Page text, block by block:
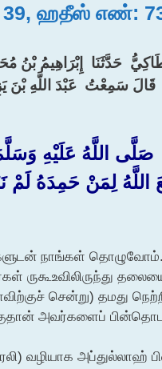
39, ஹதீஸ் எண்:
‏حَدَّثَنَا ‏ ‏إِبْرَاهِيمُ بْنُ
سَمِعْتُ ‏ ‏عَبْدَ اللَّهِ بْنَ
اللَّهُ عَلَيْهِ وَسَلَّمَ
لِمَنْ حَمِدَهُ لَمْ
நாங்கள் தொழுவோம்.
ருகூஉவிலிருந்து
சென்று) தமது
அவர்களைப்
வழியாக அப்துல்லாஹ்